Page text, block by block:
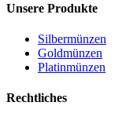
Unsere Produkte
Silbermünzen
Goldmünzen
Platinmünzen
Rechtliches